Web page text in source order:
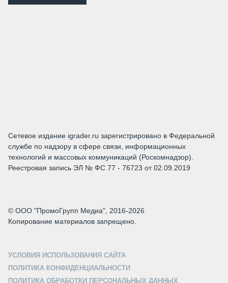
Сетевое издание igrader.ru зарегистрировано в Федеральной
службе по надзору в сфере связи, информационных
технологий и массовых коммуникаций (Роскомнадзор).
Реестровая запись ЭЛ № ФС 77 - 76723 от 02.09.2019
© ООО "ПромоГрупп Медиа", 2016-2026
Копирование материалов запрещено.
УСЛОВИЯ ИСПОЛЬЗОВАНИЯ САЙТА
ПОЛИТИКА КОНФИДЕНЦИАЛЬНОСТИ
ПОЛИТИКА ОБРАБОТКИ ПЕРСОНАЛЬНЫХ ДАННЫХ